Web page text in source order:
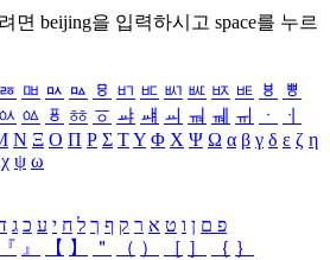
면 beijing을 입력하시고 space를 누르
ㅭ ㅮ ㅯ ㅰ ㅱ ㅲ ㅳ ㅴ ㅵ ㅶ ㅷ ㅸ
ㅹ
ㆂ ㆃ ㆄ ㆅ ㆆ ㆇ ㆈ ㆉ ㆊ ㆋ ㆌ ㆍ
ㆎ
Ν Ξ Ο Π Ρ Σ ΤΥ Φ Χ Ψ Ω α β γ δ ε ζ η
χ ψ ω
פ ם ן ו ט א ר ק ף ך ל ח י ע כ ג
『 』 【 】 ＂ （ ） ［ ］ ｛ ｝